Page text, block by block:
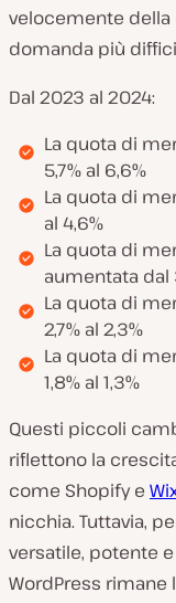
velocemente della
domanda più
Dal 2023 al 2024:
La quota di
5,7% al 6,6%
La quota di
al 4,6%
La quota di
aumentata dal
La quota di
2,7% al 2,3%
La quota di
1,8% al 1,3%
Questi piccoli
riflettono la
come Shopify e
nicchia. Tuttavia,
versatile, potente
WordPress rimane